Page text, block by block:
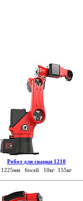
Робот для сварки 1210
1225мм 6осей 10кг 155кг